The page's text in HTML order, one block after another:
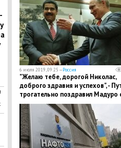
6 июля 2019, 09:25 —Россия
​"Желаю тебе, дорогой Николас,
доброго здравия и успехов", -
трогательно поздравил Мадуро
Днем Независимости Венесуэлы